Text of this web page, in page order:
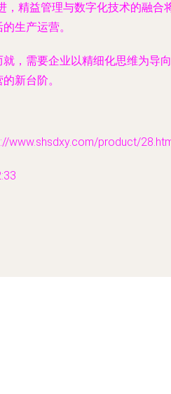
，精益管理与数字化技术的融
生产运营。
，需要企业以精细化思维为导
新台阶。
www.shsdxy.com/product/